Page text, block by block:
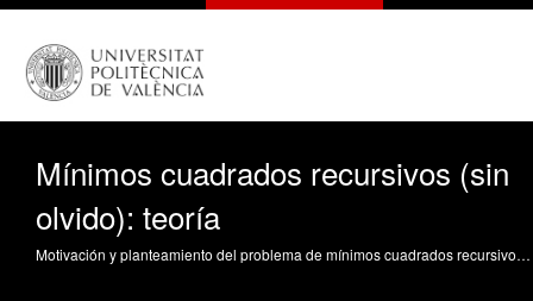
Mínimos cuadrados recursivos (sin
olvido): teoría
Motivación y planteamiento del problema de mínimos cuadrados recursivos lineales, posibles aplicaciones. Revisión de fórmula de mejor predicción lineal covarianza*inversa(varianza_info) --su comprensión se considera prerequisito para este vídeo--. Uso para plantear las ecuaciones recursivas. Relación de los mínimos cuadrados recursivos con el filtro de Kalman. Conclusiones. Sala Piqueras, A. (2019). Mínimos cuadrados recursivos (sin olvido): teoría. https://riunet.upv.es/handle/10251/116675 DER